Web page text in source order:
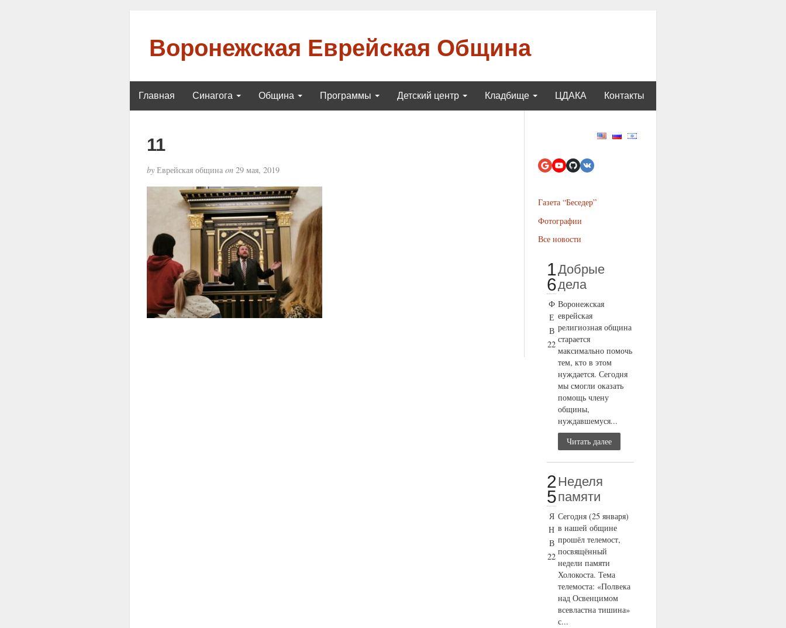
Воронежская Еврейская Община
Главная Синагога Община Программы Детский центр Кладбище ЦДАКА Контакты
11
byЕврейская община on29 мая, 2019
Газета “Беседер”
Фотографии
Все новости
1
6
Ф
Е
В
22
Добрые
дела
Воронежская
еврейская
религиозная община
старается
максимально помочь
тем, кто в этом
нуждается. Сегодня
мы смогли оказать
помощь члену
общины,
нуждавшемуся...
Читать далее
2
5
Я
Н
В
22
Неделя
памяти
Сегодня (25 января)
в нашей общине
прошёл телемост,
посвящённый
недели памяти
Холокоста. Тема
телемоста: «Полвека
над Освенцимом
всевластна тишина»
с...